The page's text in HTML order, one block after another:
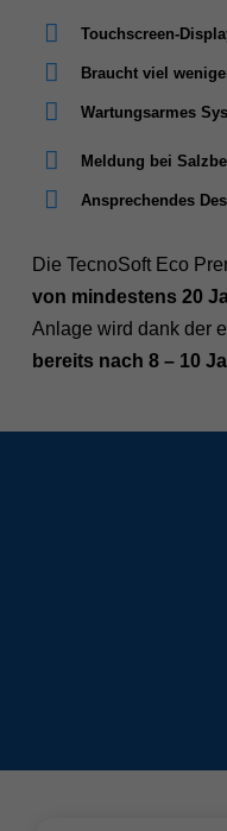
Touchscreen-
Braucht viel
Wartungsarmes
Meldung bei
Ansprechendes
Die TecnoSoft Eco
von mindestens 20
Anlage wird dank der
bereits nach 8 – 10